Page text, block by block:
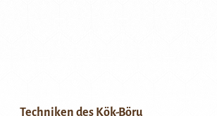
Techniken des Kök-Böru